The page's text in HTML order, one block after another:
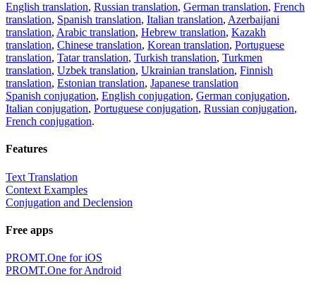
English translation, Russian translation, German translation, French
translation, Spanish translation, Italian translation, Azerbaijani
translation, Arabic translation, Hebrew translation, Kazakh
translation, Chinese translation, Korean translation, Portuguese
translation, Tatar translation, Turkish translation, Turkmen
translation, Uzbek translation, Ukrainian translation, Finnish
translation, Estonian translation, Japanese translation
Spanish conjugation, English conjugation, German conjugation,
Italian conjugation, Portuguese conjugation, Russian conjugation,
French conjugation.
Features
Text Translation
Context Examples
Conjugation and Declension
Free apps
PROMT.One for iOS
PROMT.One for Android